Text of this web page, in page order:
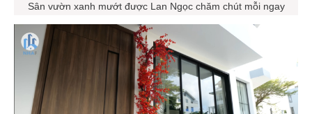
Sân vườn xanh mướt được Lan Ngọc chăm chút mỗi ngay